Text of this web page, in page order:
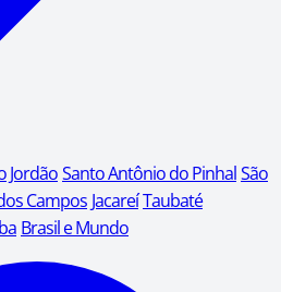
JordãoSanto Antônio do PinhalSão
Campos JacareíTaubaté
Brasil e Mundo